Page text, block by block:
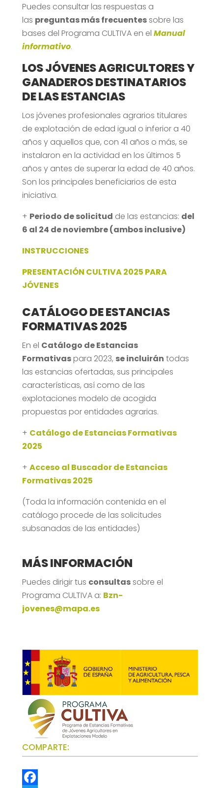
Puedes consultar las respuestas a
las preguntas más frecuentessobre las
bases del Programa CULTIVA en el Manual
informativo.
LOS JÓVENES AGRICULTORES Y
GANADEROS DESTINATARIOS
DE LAS ESTANCIAS
Los jóvenes profesionales agrarios titulares
de explotación de edad igual o inferior a 40
años y aquellos que, con 41 años o más, se
instalaron en la actividad en los últimos 5
años y antes de superar la edad de 40 años.
Son los principales beneficiarios de esta
iniciativa.
+ Periodo de solicitud de las estancias: del
6 al 24 de noviembre (ambos inclusive)
INSTRUCCIONES
PRESENTACIÓN CULTIVA 2025 PARA
JÓVENES
CATÁLOGO DE ESTANCIAS
FORMATIVAS 2025
En el Catálogo de Estancias
Formativaspara 2023, se incluirán todas
las estancias ofertadas, sus principales
características, así como de las
explotaciones modelo de acogida
propuestas por entidades agrarias.
+ Catálogo de Estancias Formativas
2025
+ Acceso al Buscador de Estancias
Formativas 2025
(Toda la información contenida en el
catálogo procede de las solicitudes
subsanadas de las entidades)
MÁS INFORMACIÓN
Puedes dirigir tus consultassobre el
Programa CULTIVA a: Bzn-
jovenes@mapa.es
COMPARTE: